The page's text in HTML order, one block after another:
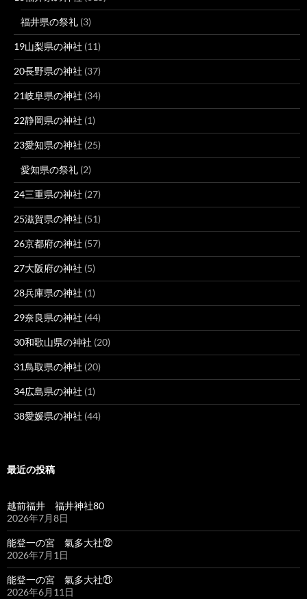
福井県の祭礼 (3)
19山梨県の神社 (11)
20長野県の神社 (37)
21岐阜県の神社 (34)
22静岡県の神社 (1)
23愛知県の神社 (25)
愛知県の祭礼 (2)
24三重県の神社 (27)
25滋賀県の神社 (51)
26京都府の神社 (57)
27大阪府の神社 (5)
28兵庫県の神社 (1)
29奈良県の神社 (44)
30和歌山県の神社 (20)
31鳥取県の神社 (20)
34広島県の神社 (1)
38愛媛県の神社 (44)
最近の投稿
越前福井 福井神社80
2026年7月8日
能登一の宮 氣多大社㉒
2026年7月1日
能登一の宮 氣多大社㉑
2026年6月11日